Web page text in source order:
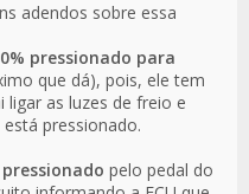
adendos sobre essa
pressionado para
que dá), pois, ele tem
ligar as luzes de freio e
pressionado.
pressionado pelo pedal do